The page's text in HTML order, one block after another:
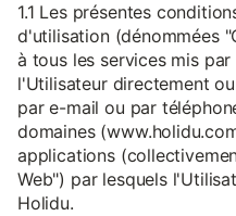
1.1 Les présentes
d'utilisation (dénommées
à tous les services mis
l'Utilisateur directement
par e-mail ou par
domaines
applications
Web") par lesquels
Holidu.